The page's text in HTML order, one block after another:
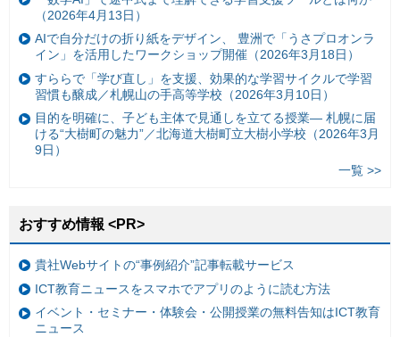
（2026年4月13日）
AIで自分だけの折り紙をデザイン、 豊洲で「うさプロオンラ
イン」を活用したワークショップ開催（2026年3月18日）
すららで「学び直し」を支援、効果的な学習サイクルで学習
習慣も醸成／札幌山の手高等学校（2026年3月10日）
目的を明確に、子ども主体で見通しを立てる授業— 札幌に届
ける“大樹町の魅力”／北海道大樹町立大樹小学校（2026年3月
9日）
一覧 >>
おすすめ情報 <PR>
貴社Webサイトの“事例紹介”記事転載サービス
ICT教育ニュースをスマホでアプリのように読む方法
イベント・セミナー・体験会・公開授業の無料告知はICT教育
ニュース